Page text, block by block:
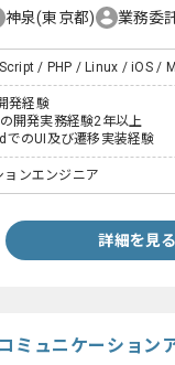
神泉(東京都) 業務委
/ PHP / Linux / iOS /
発経験
開発実務経験2年以上
でのUI及び遷移実装経験
ョンエンジニア
詳細を見る
ミュニケーション